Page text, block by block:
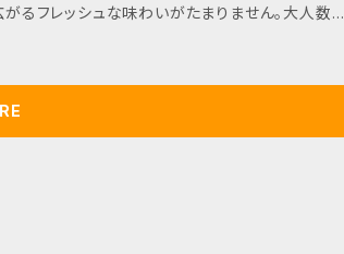
るフレッシュな味わいがたまりません。大人数で
夏のひとときをご堪能ください！ ■ 発送・
いることがございますが、品質には問題ございま